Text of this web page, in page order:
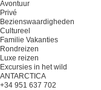
Avontuur
Privé
Bezienswaardigheden
Cultureel
Familie Vakanties
Rondreizen
Luxe reizen
Excursies in het wild
ANTARCTICA
+34 951 637 702